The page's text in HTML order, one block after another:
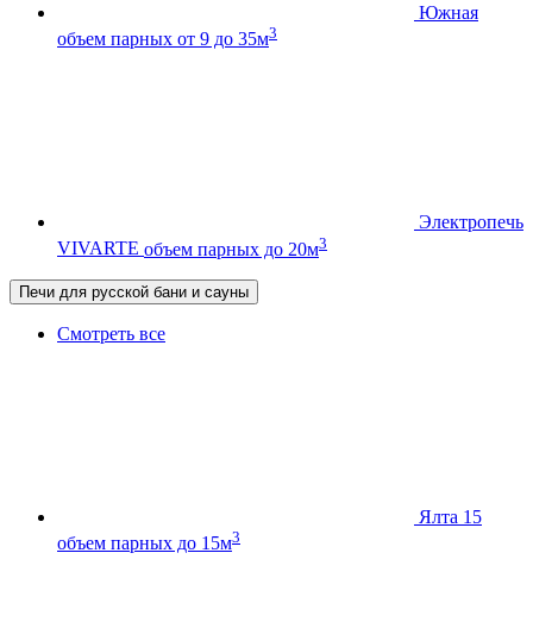
Южная
объем парных от 9 до 35м3
Электропечь
VIVARTE объем парных до 20м3
Печи для русской бани и сауны
Смотреть все
Ялта 15
объем парных до 15м3